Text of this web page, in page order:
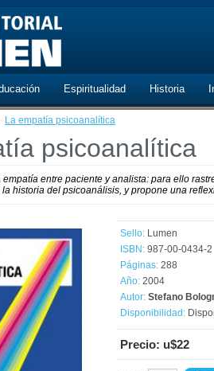
Espiritualidad Historia
· La empatía psicoanalítica
psicoanalítica
empatía entre paciente y analista: para ello
historia del psicoanálisis, y propone una
Sello: Lumen
ISBN: 987-00-0434-2
Páginas: 288
Año: 2004
Autor: Stefano
Disponibilidad:
Precio: u$22